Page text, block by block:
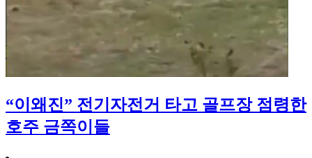
“이왜진” 전기자전거 타고 골프장 점령한
호주 금쪽이들